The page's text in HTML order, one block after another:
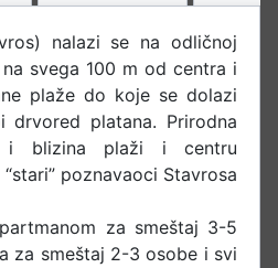
nalazi se na odličnoj
svega 100 m od centra i
plaže do koje se dolazi
drvored platana. Prirodna
i blizina plaži i centru
poznavaoci Stavrosa
za smeštaj 3-5
za smeštaj 2-3 osobe i svi